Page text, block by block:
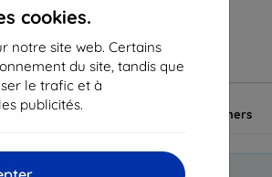
cookies.
notre site web. Certains
du site, tandis que
le trafic et à
publicités.
Les moins chers Les plus chers